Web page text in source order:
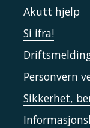
Akutt hjelp
Si ifra!
Personvern
Sikkerhet,